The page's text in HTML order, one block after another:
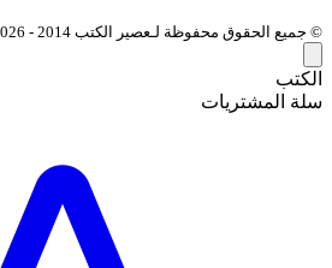
© جميع الحقوق محفوظة لـعصير الكتب 2014 - 2026
الكتب
سلة المشتريات